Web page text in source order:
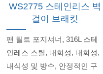
WS2775 스테인리스 벽
걸이 브래킷
팬 틸트 포지셔너, 316L 스테
인레스 스틸, 내화성, 내화성,
내식성 및 방수, 안정적인 구